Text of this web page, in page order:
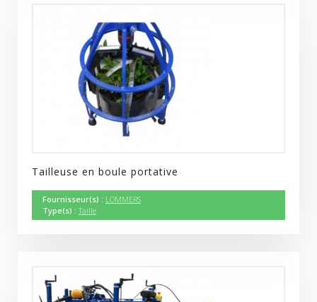
Tailleuse en boule portative
Fournisseur(s) : LOMMERS
Type(s) :Taille